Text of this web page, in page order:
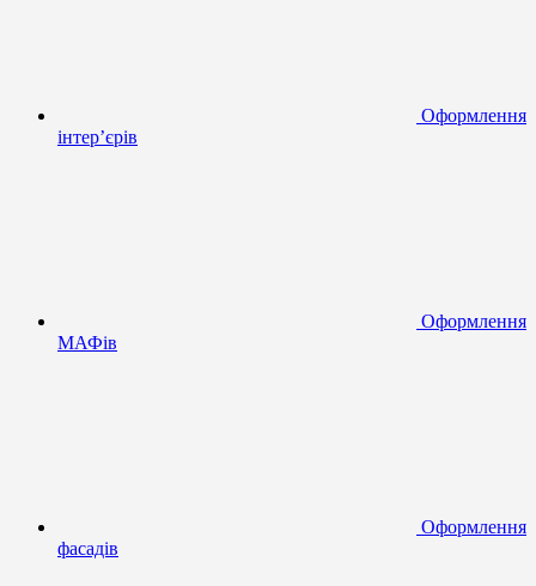
Оформлення
інтер’єрів
Оформлення
МАФів
Оформлення
фасадів